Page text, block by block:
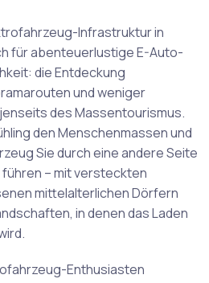
Infrastruktur in
für abenteuerlustige E-Auto-
die Entdeckung
und weniger
des Massentourismus.
den Menschenmassen und
Sie durch eine andere Seite
– mit versteckten
mittelalterlichen Dörfern
in denen das Laden
Enthusiasten